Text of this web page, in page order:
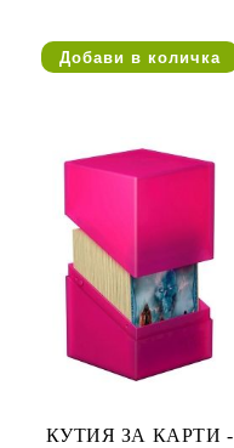
ЗЕЛЕНА
КУТИЯ ЗА КАРТИ -